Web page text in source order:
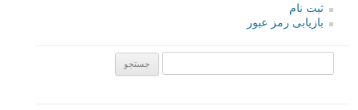
صفحات: ۱ ۲ ۳ ۴ ۵ ۶